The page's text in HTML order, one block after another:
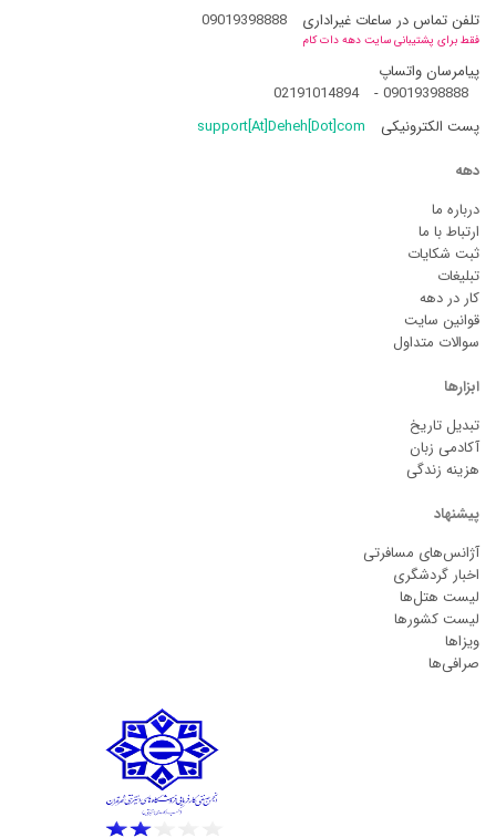
تلفن تماس در ساعات غیراداری 09019398888
فقط برای پشتیبانی سایت دهه دات کام
پیامرسان واتساپ
09019398888
-
02191014894
پست الکترونیکی
support[At]Deheh[Dot]com
دهه
درباره ما
ارتباط با ما
ثبت شکایات
تبلیغات
کار در دهه
قوانین سایت
سوالات متداول
ابزارها
تبدیل تاریخ
آکادمی زبان
هزینه زندگی
پیشنهاد
آژانس‌های مسافرتی
اخبار گردشگری
لیست هتل‌ها
لیست کشورها
ویزاها
صرافی‌ها